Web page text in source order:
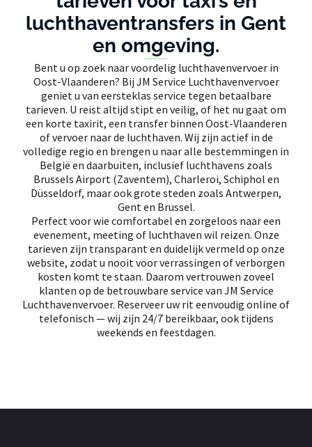
luchthaventransfers in Gent
en omgeving.
Bent u op zoek naar voordelig luchthavenvervoer in
Oost-Vlaanderen? Bij JM Service Luchthavenvervoer
geniet u van eersteklas service tegen betaalbare
tarieven. U reist altijd stipt en veilig, of het nu gaat om
een korte taxirit, een transfer binnen Oost-Vlaanderen
of vervoer naar de luchthaven. Wij zijn actief in de
volledige regio en brengen u naar alle bestemmingen in
België en daarbuiten, inclusief luchthavens zoals
Brussels Airport (Zaventem), Charleroi, Schiphol en
Düsseldorf, maar ook grote steden zoals Antwerpen,
Gent en Brussel.
Perfect voor wie comfortabel en zorgeloos naar een
evenement, meeting of luchthaven wil reizen. Onze
tarieven zijn transparant en duidelijk vermeld op onze
website, zodat u nooit voor verrassingen of verborgen
kosten komt te staan. Daarom vertrouwen zoveel
klanten op de betrouwbare service van JM Service
Luchthavenvervoer. Reserveer uw rit eenvoudig online of
telefonisch — wij zijn 24/7 bereikbaar, ook tijdens
weekends en feestdagen.